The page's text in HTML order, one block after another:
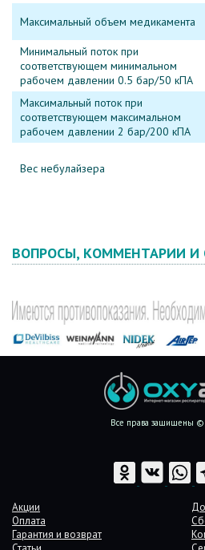
Максимальный объем медикамента
Минимальный поток при
соответствующем минимальном
рабочем давлении 0.5 бар/50 кПА
Максимальный поток при
соответствующем максимальном
рабочем давлении 2 бар/200 кПА
Вес небулайзера
ВОПРОСЫ, КОММЕНТАРИИ
Все права защищены
Акции
Оплата
Гарантия и возврат